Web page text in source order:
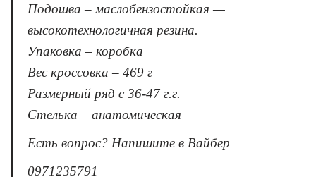
Подошва – маслобензостойкая —
высокотехнологичная резина.
Упаковка – коробка
Вес кроссовка – 469 г
Размерный ряд с 36-47 г.г.
Стелька – анатомическая
Есть вопрос? Напишите в Вайбер
0971235791